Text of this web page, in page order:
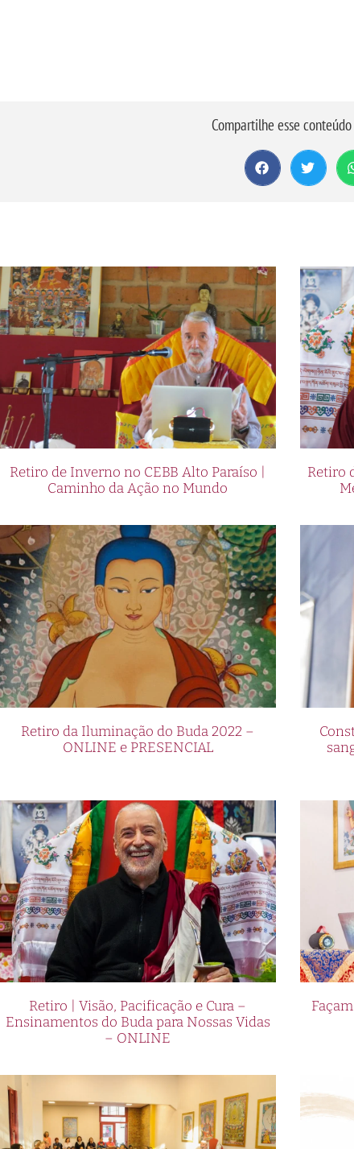
Compartilhe esse
Retiro de Inverno no CEBB Alto Paraíso |
Caminho da Ação no Mundo
Retiro
Retiro da Iluminação do Buda 2022 –
ONLINE e PRESENCIAL
Retiro | Visão, Pacificação e Cura –
Ensinamentos do Buda para Nossas Vidas
– ONLINE